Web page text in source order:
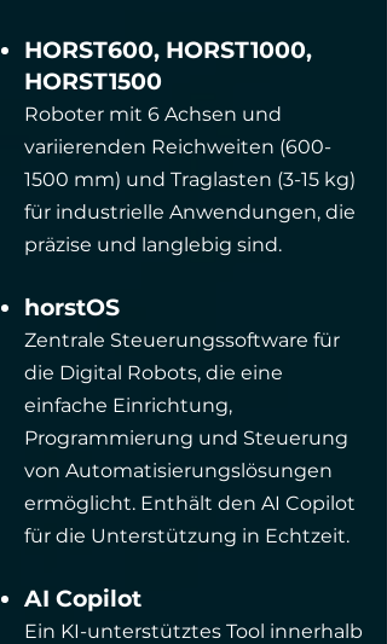
HORST600, HORST1000,
HORST1500
Roboter mit 6 Achsen und
variierenden Reichweiten (600-
1500 mm) und Traglasten (3-15 kg)
für industrielle Anwendungen, die
präzise und langlebig sind.
horstOS
Zentrale Steuerungssoftware für
die Digital Robots, die eine
einfache Einrichtung,
Programmierung und Steuerung
von Automatisierungslösungen
ermöglicht. Enthält den AI Copilot
für die Unterstützung in Echtzeit.
AI Copilot
Ein KI-unterstütztes Tool innerhalb